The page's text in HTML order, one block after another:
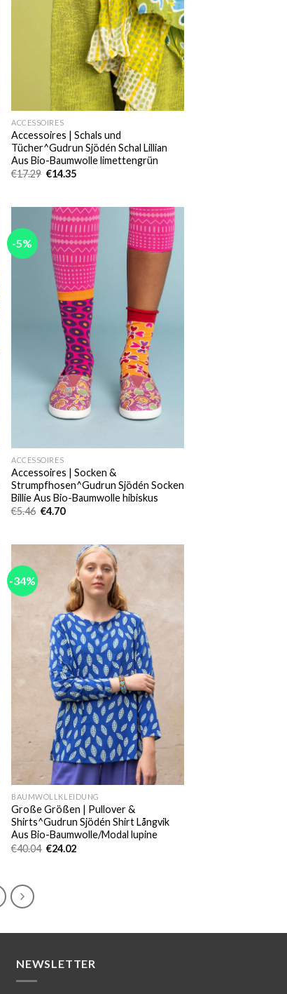
ACCESSOIRES
Accessoires | Schals und
Tücher^Gudrun Sjödén Schal Lillian
Aus Bio-Baumwolle limettengrün
€17.29 Ursprünglicher
€14.35Aktueller
-5%
Add to
wishlist
ACCESSOIRES
Accessoires | Socken &
Strumpfhosen^Gudrun Sjödén Socken
Billie Aus Bio-Baumwolle hibiskus
€5.46 Ursprünglicher
€4.70Aktueller
-34%
BAUMWOLLKLEIDUNG
Große Größen | Pullover &
Shirts^Gudrun Sjödén Shirt Långvik
Aus Bio-Baumwolle/Modal lupine
€40.04 Ursprünglicher
€24.02Aktueller
NEWSLETTER